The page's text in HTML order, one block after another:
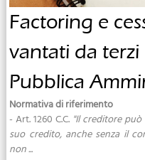
Factoring e
vantati da
Pubblica
Normativa di riferimento
- Art. 1260 C.C. "Il creditore
suo credito, anche senza il
non ...